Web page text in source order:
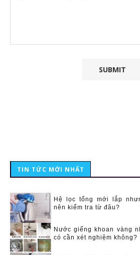
TIN TỨC MỚI NHẤT
Hệ lọc tổng mới lắp
nên kiểm tra từ đâu?
Nước giếng khoan vàng
có cần xét nghiệm không?